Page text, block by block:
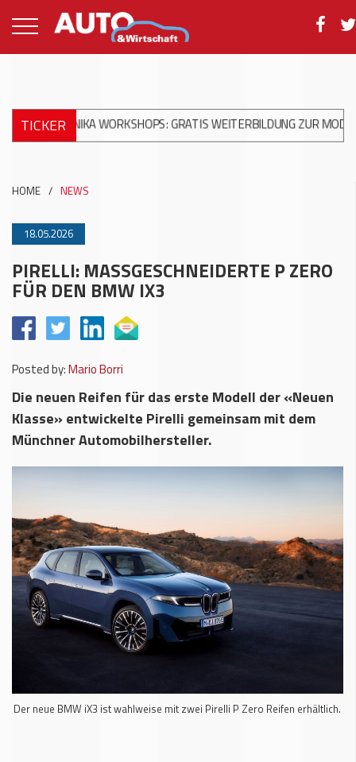
TICKERWORKSHOPS: GRATIS WEITERBILDUNG ZUR MODERNEN
HOME / NEWS
18.05.2026
PIRELLI: MASSGESCHNEIDERTE P ZERO
FÜR DEN BMW IX3
Posted by:Mario Borri
Die neuen Reifen für das erste Modell der «Neuen
Klasse» entwickelte Pirelli gemeinsam mit dem
Münchner Automobilhersteller.
Der neue BMW iX3 ist wahlweise mit zwei Pirelli P Zero Reifen erhältlich.